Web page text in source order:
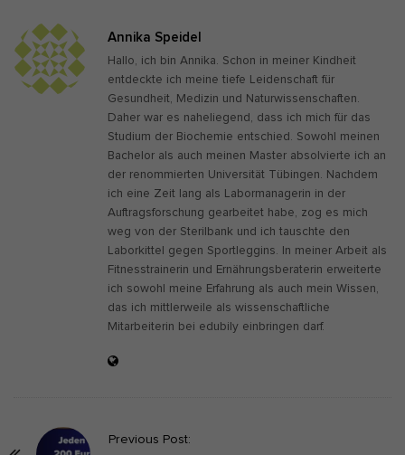
Annika Speidel
Hallo, ich bin Annika. Schon in meiner Kindheit
entdeckte ich meine tiefe Leidenschaft für
Gesundheit, Medizin und Naturwissenschaften.
Daher war es naheliegend, dass ich mich für das
Studium der Biochemie entschied. Sowohl meinen
Bachelor als auch meinen Master absolvierte ich an
der renommierten Universität Tübingen. Nachdem
ich eine Zeit lang als Labormanagerin in der
Auftragsforschung gearbeitet habe, zog es mich
weg von der Sterilbank und ich tauschte den
Laborkittel gegen Sportleggins. In meiner Arbeit als
Fitnesstrainerin und Ernährungsberaterin erweiterte
ich sowohl meine Erfahrung als auch mein Wissen,
das ich mittlerweile als wissenschaftliche
Mitarbeiterin bei edubily einbringen darf.
Previous Post: